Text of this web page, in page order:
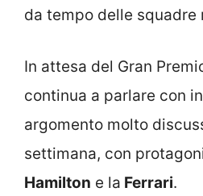
da tempo delle squadre
In attesa del Gran
continua a parlare con
argomento molto
settimana, con
Hamilton e la Ferrari.